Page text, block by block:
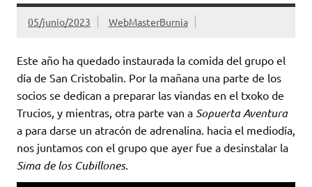
05/junio/2023 WebMasterBurnia
Este año ha quedado instaurada la comida del grupo el
día de San Cristobalin. Por la mañana una parte de los
socios se dedican a preparar las viandas en el txoko de
Trucios, y mientras, otra parte van a Sopuerta Aventura
a para darse un atracón de adrenalina. hacia el mediodía,
nos juntamos con el grupo que ayer fue a desinstalar la
Sima de los Cubillones.